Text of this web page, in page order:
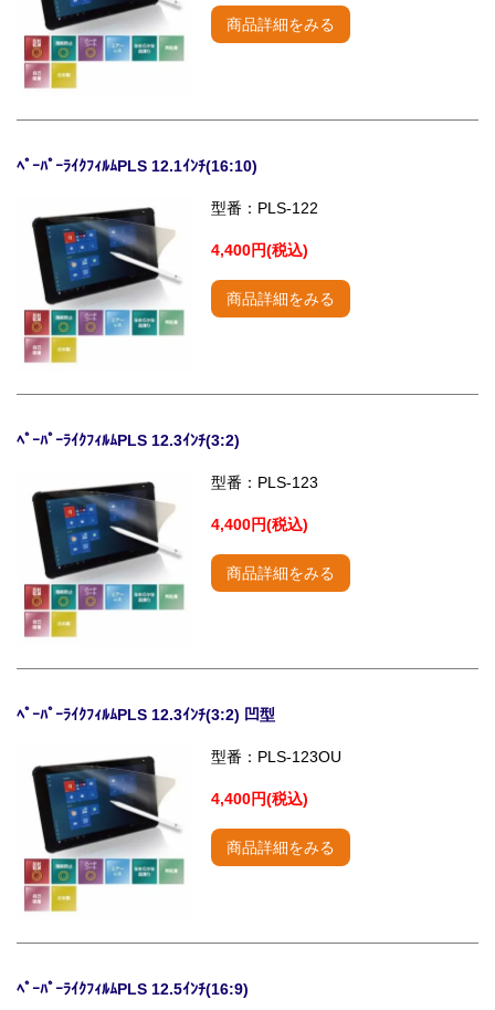
商品詳細をみる
ﾍﾟｰﾊﾟｰﾗｲｸﾌｨﾙﾑPLS 12.1ｲﾝﾁ(16:10)
型番：PLS-122
4,400円(税込)
商品詳細をみる
ﾍﾟｰﾊﾟｰﾗｲｸﾌｨﾙﾑPLS 12.3ｲﾝﾁ(3:2)
型番：PLS-123
4,400円(税込)
商品詳細をみる
ﾍﾟｰﾊﾟｰﾗｲｸﾌｨﾙﾑPLS 12.3ｲﾝﾁ(3:2) 凹型
型番：PLS-123OU
4,400円(税込)
商品詳細をみる
ﾍﾟｰﾊﾟｰﾗｲｸﾌｨﾙﾑPLS 12.5ｲﾝﾁ(16:9)